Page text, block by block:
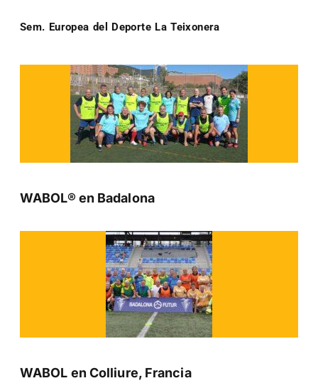
Sem. Europea del Deporte La Teixonera
WABOL® en Badalona
WABOL en Colliure, Francia